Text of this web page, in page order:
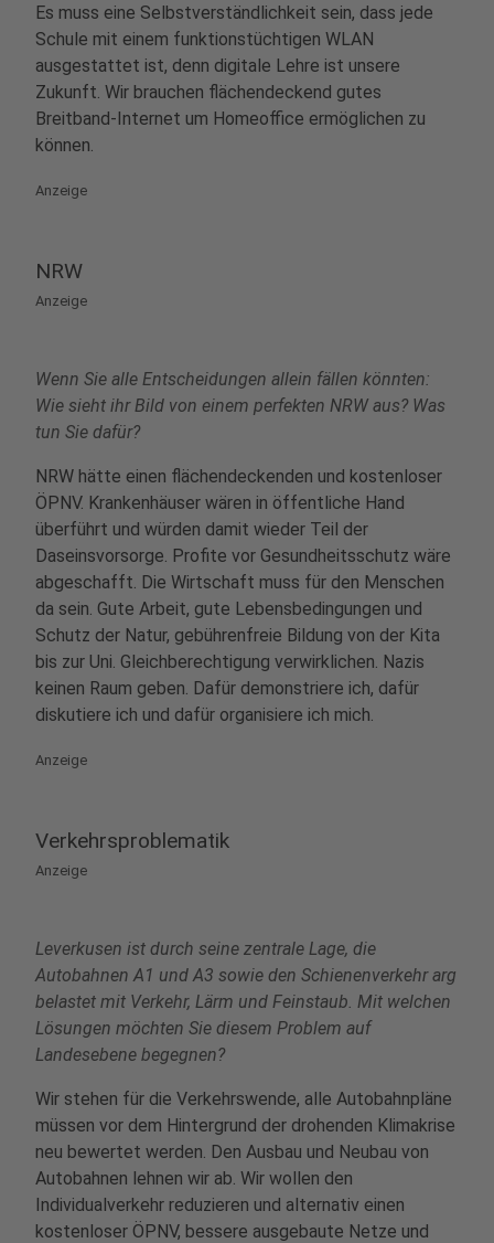
Es muss eine Selbstverständlichkeit sein, dass jede
Schule mit einem funktionstüchtigen WLAN
ausgestattet ist, denn digitale Lehre ist unsere
Zukunft. Wir brauchen flächendeckend gutes
Breitband-Internet um Homeoffice ermöglichen zu
können.
Anzeige
NRW
Anzeige
Wenn Sie alle Entscheidungen allein fällen könnten:
Wie sieht ihr Bild von einem perfekten NRW aus? Was
tun Sie dafür?
NRW hätte einen flächendeckenden und kostenloser
ÖPNV. Krankenhäuser wären in öffentliche Hand
überführt und würden damit wieder Teil der
Daseinsvorsorge. Profite vor Gesundheitsschutz wäre
abgeschafft. Die Wirtschaft muss für den Menschen
da sein. Gute Arbeit, gute Lebensbedingungen und
Schutz der Natur, gebührenfreie Bildung von der Kita
bis zur Uni. Gleichberechtigung verwirklichen. Nazis
keinen Raum geben. Dafür demonstriere ich, dafür
diskutiere ich und dafür organisiere ich mich.
Anzeige
Verkehrsproblematik
Anzeige
Leverkusen ist durch seine zentrale Lage, die
Autobahnen A1 und A3 sowie den Schienenverkehr arg
belastet mit Verkehr, Lärm und Feinstaub. Mit welchen
Lösungen möchten Sie diesem Problem auf
Landesebene begegnen?
Wir stehen für die Verkehrswende, alle Autobahnpläne
müssen vor dem Hintergrund der drohenden Klimakrise
neu bewertet werden. Den Ausbau und Neubau von
Autobahnen lehnen wir ab. Wir wollen den
Individualverkehr reduzieren und alternativ einen
kostenloser ÖPNV, bessere ausgebaute Netze und